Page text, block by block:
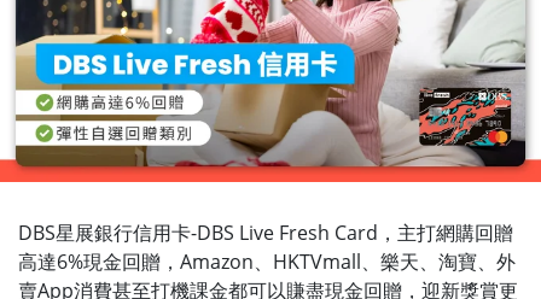
DBS星展銀行信用卡-DBS Live Fresh Card，主打網購回贈
高達6%現金回贈，Amazon、HKTVmall、樂天、淘寶、外
賣App消費甚至打機課金都可以賺盡現金回贈，迎新獎賞更